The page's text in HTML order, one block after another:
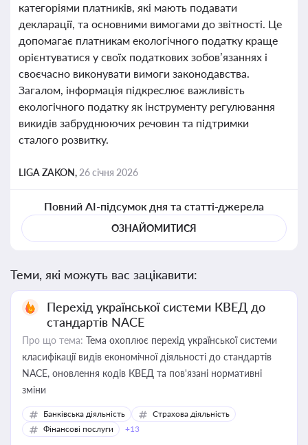
категоріями платників, які мають подавати
декларації, та основними вимогами до звітності. Це
допомагає платникам екологічного податку краще
орієнтуватися у своїх податкових зобов’язаннях і
своєчасно виконувати вимоги законодавства.
Загалом, інформація підкреслює важливість
екологічного податку як інструменту регулювання
викидів забруднюючих речовин та підтримки
сталого розвитку.
LIGA ZAKON, 26 січня 2026
Повний AI-підсумок дня та статті-джерела
ОЗНАЙОМИТИСЯ
Теми, які можуть вас зацікавити:
Перехід української системи КВЕД до
стандартів NACE
Про що тема: Тема охоплює перехід української системи
класифікації видів економічної діяльності до стандартів
NACE, оновлення кодів КВЕД та пов'язані нормативні
зміни
Банківська діяльність
Страхова діяльність
Фінансові послуги
+13